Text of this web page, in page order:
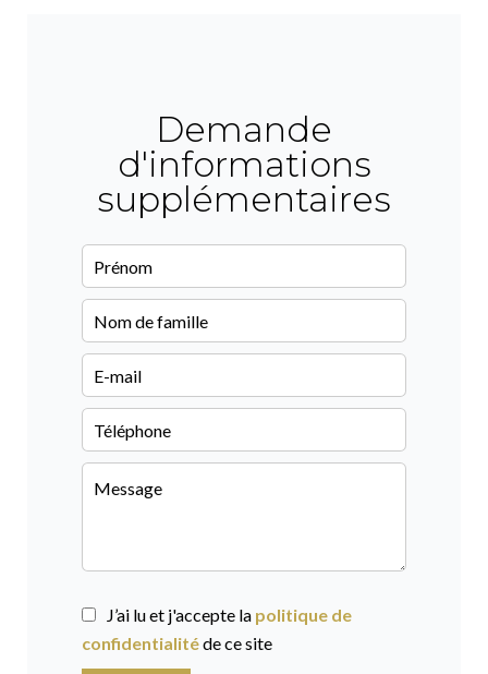
Demande
d'informations
supplémentaires
J’ai lu et j'accepte la politique de
confidentialitéde ce site